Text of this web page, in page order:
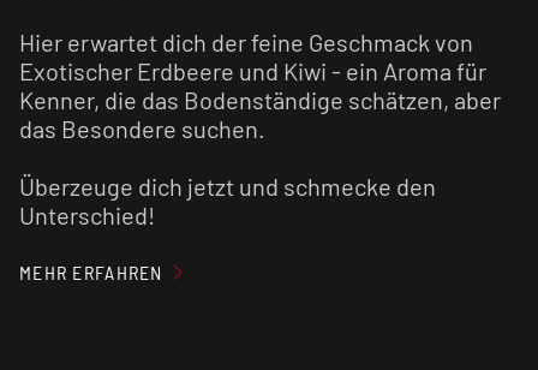
Hier erwartet dich der feine Geschmack von
Exotischer Erdbeere und Kiwi - ein Aroma für
Kenner, die das Bodenständige schätzen, aber
das Besondere suchen.
Überzeuge dich jetzt und schmecke den
Unterschied!
DiesesLongfill Aroma
MEHR ERFAHREN